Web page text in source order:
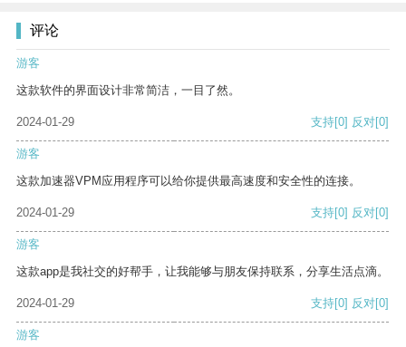
评论
游客
这款软件的界面设计非常简洁，一目了然。
2024-01-29 支持[0] 反对[0]
游客
这款加速器VPM应用程序可以给你提供最高速度和安全性的连接。
2024-01-29 支持[0] 反对[0]
游客
这款app是我社交的好帮手，让我能够与朋友保持联系，分享生活点滴。
2024-01-29 支持[0] 反对[0]
游客